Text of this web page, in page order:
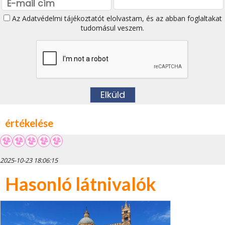
Az Adatvédelmi tájékoztatótelolvastam, és az abban foglaltakat
tudomásul veszem.
értékelése
2025-10-23 18:06:15
Hasonló látnivalók